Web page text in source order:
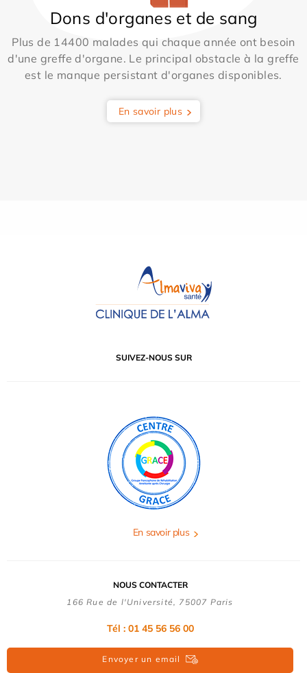
Dons d'organes et de sang
Plus de 14400 malades qui chaque année ont besoin
d'une greffe d'organe. Le principal obstacle à la greffe
est le manque persistant d'organes disponibles.
En savoir plus
SUIVEZ-NOUS SUR
En savoir plus
NOUS CONTACTER
166 Rue de l'Université, 75007 Paris
Tél : 01 45 56 56 00
Envoyer un email